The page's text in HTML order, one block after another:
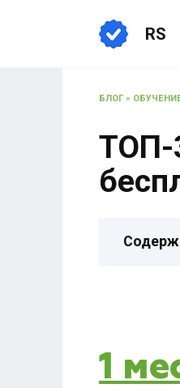
RS
БЛОГ»
ТОП-
1